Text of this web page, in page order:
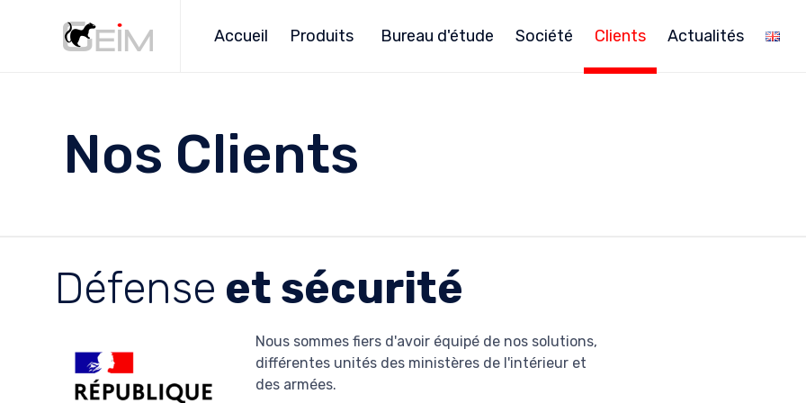
Accueil Produits Bureau d'étude Société Clients Actualités
Nos Clients
Défense et sécurité
Nous sommes fiers d'avoir équipé de nos solutions,
différentes unités des ministères de l'intérieur et
des armées.